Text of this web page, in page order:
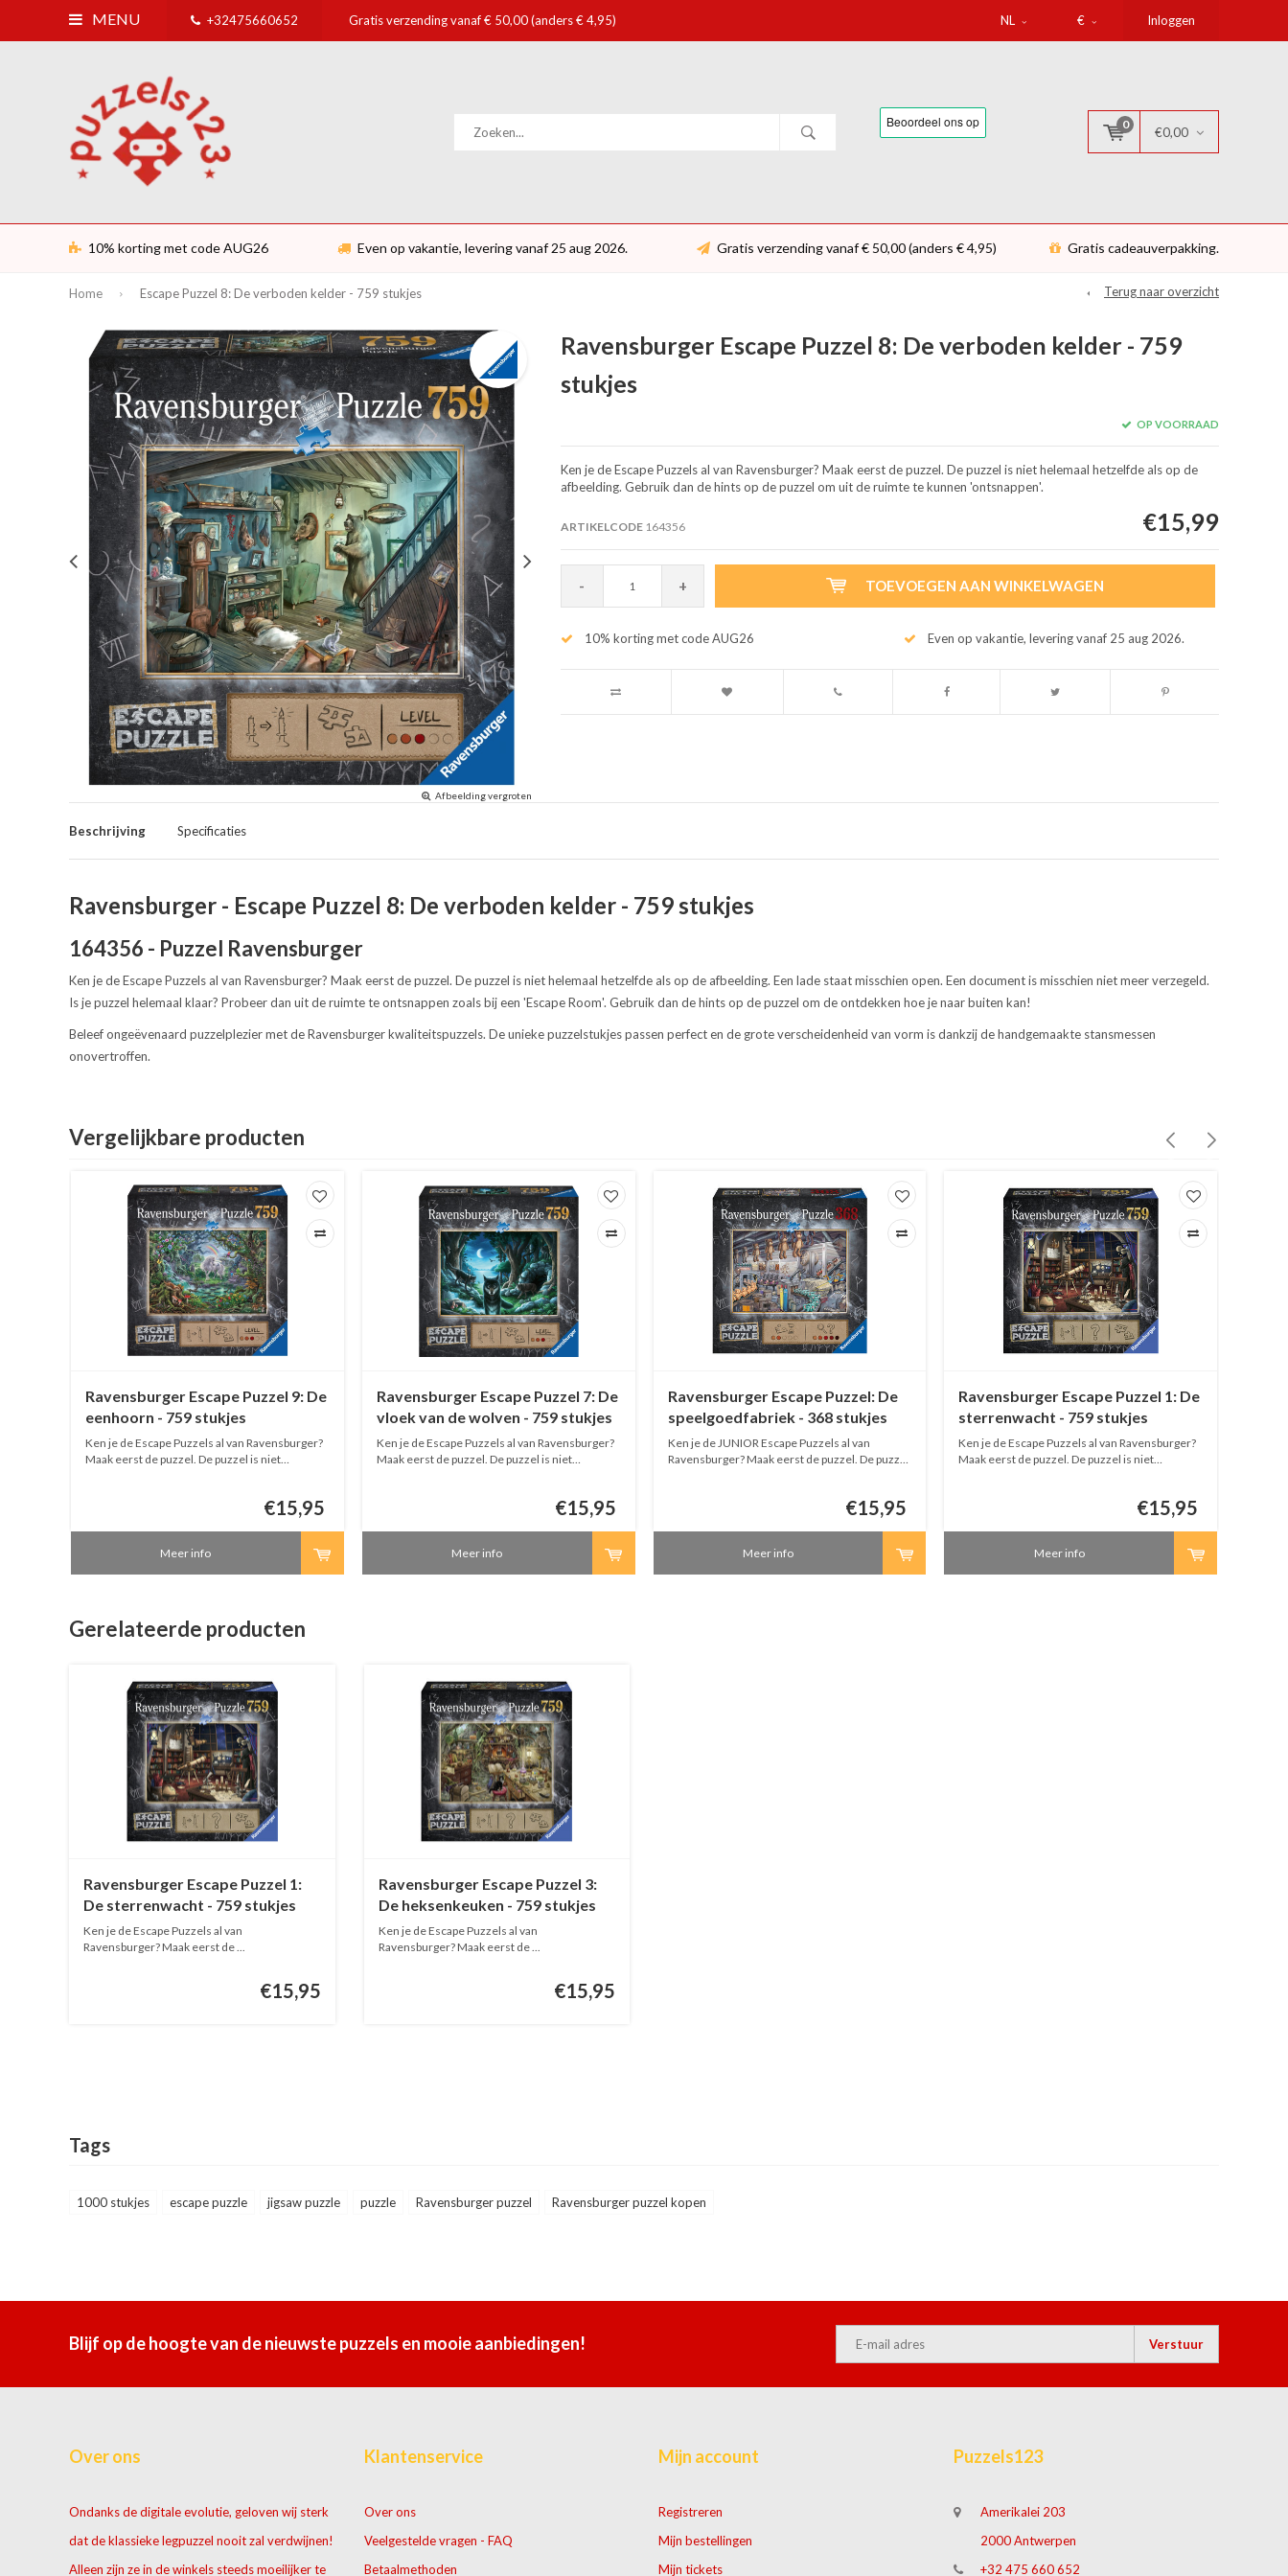
MENU +32475660652 Gratis verzending vanaf € 50,00 (anders € 4,95) NL € Inloggen
0
€0,00
10% korting met code AUG26 Even op vakantie, levering vanaf 25 aug 2026. Gratis verzending vanaf € 50,00 (anders € 4,95) Gratis cadeauverpakking.
Home Escape Puzzel 8: De verboden kelder - 759 stukjes Terug naar overzicht
Afbeelding vergroten
Ravensburger Escape Puzzel 8: De verboden kelder - 759
stukjes
OP VOORRAAD
Ken je de Escape Puzzels al van Ravensburger? Maak eerst de puzzel. De puzzel is niet helemaal hetzelfde als op de
afbeelding. Gebruik dan de hints op de puzzel om uit de ruimte te kunnen 'ontsnappen'.
ARTIKELCODE164356 €15,99
- + TOEVOEGEN AAN WINKELWAGEN
10% korting met code AUG26 Even op vakantie, levering vanaf 25 aug 2026.
Beschrijving Specificaties
Ravensburger - Escape Puzzel 8: De verboden kelder - 759 stukjes
164356 - Puzzel Ravensburger
Ken je de Escape Puzzels al van Ravensburger? Maak eerst de puzzel. De puzzel is niet helemaal hetzelfde als op de afbeelding. Een lade staat misschien open. Een document is misschien niet meer verzegeld.
Is je puzzel helemaal klaar? Probeer dan uit de ruimte te ontsnappen zoals bij een 'Escape Room'. Gebruik dan de hints op de puzzel om de ontdekken hoe je naar buiten kan!
Beleef ongeëvenaard puzzelplezier met de Ravensburger kwaliteitspuzzels. De unieke puzzelstukjes passen perfect en de grote verscheidenheid van vorm is dankzij de handgemaakte stansmessen
onovertroffen.
Vergelijkbare producten
Ravensburger Escape Puzzel 9: De
eenhoorn - 759 stukjes
Ken je de Escape Puzzels al van Ravensburger?
Maak eerst de puzzel. De puzzel is niet
€15,95
Meer info
Ravensburger Escape Puzzel 7: De
vloek van de wolven - 759 stukjes
Ken je de Escape Puzzels al van Ravensburger?
Maak eerst de puzzel. De puzzel is niet
€15,95
Meer info
Ravensburger Escape Puzzel: De
speelgoedfabriek - 368 stukjes
Ken je de JUNIOR Escape Puzzels al van
Ravensburger? Maak eerst de puzzel. De puzzel
€15,95
Meer info
Ravensburger Escape Puzzel 1: De
sterrenwacht - 759 stukjes
Ken je de Escape Puzzels al van Ravensburger?
Maak eerst de puzzel. De puzzel is niet
€15,95
Meer info
Gerelateerde producten
Ravensburger Escape Puzzel 1:
De sterrenwacht - 759 stukjes
Ken je de Escape Puzzels al van
Ravensburger? Maak eerst de ...
€15,95
Ravensburger Escape Puzzel 3:
De heksenkeuken - 759 stukjes
Ken je de Escape Puzzels al van
Ravensburger? Maak eerst de ...
€15,95
Tags
1000 stukjes escape puzzle jigsaw puzzle puzzle Ravensburger puzzel Ravensburger puzzel kopen
Blijf op de hoogte van de nieuwste puzzels en mooie aanbiedingen! Verstuur
Over ons
Ondanks de digitale evolutie, geloven wij sterk
dat de klassieke legpuzzel nooit zal verdwijnen!
Alleen zijn ze in de winkels steeds moeilijker te
Klantenservice
Over ons
Veelgestelde vragen - FAQ
Betaalmethoden
Mijn account
Registreren
Mijn bestellingen
Mijn tickets
Puzzels123
Amerikalei 203
2000 Antwerpen
+32 475 660 652